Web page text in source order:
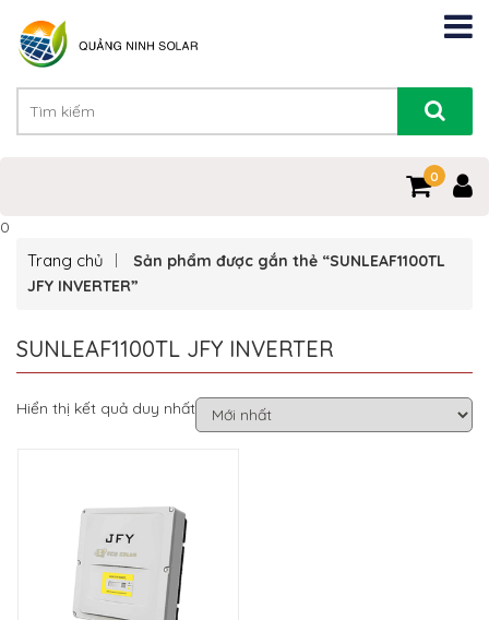
0
0
Trang chủ
Sản phẩm được gắn thẻ “SUNLEAF1100TL
JFY INVERTER”
SUNLEAF1100TL JFY INVERTER
Hiển thị kết quả duy nhất